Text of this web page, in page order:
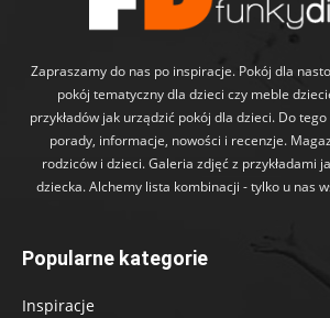
Zapraszamy do nas po inspiracje. Pokój dla
pokój tematyczny dla dzieci czy meble
przykładów jak urządzić pokój dla dzieci. Do
porady, informacje, nowości i recenzje.
rodziców i dzieci. Galeria zdjęć z przykładami
dziecka. Alchemy lista kombinacji - tylko u nas
Popularne kategorie
Inspiracje